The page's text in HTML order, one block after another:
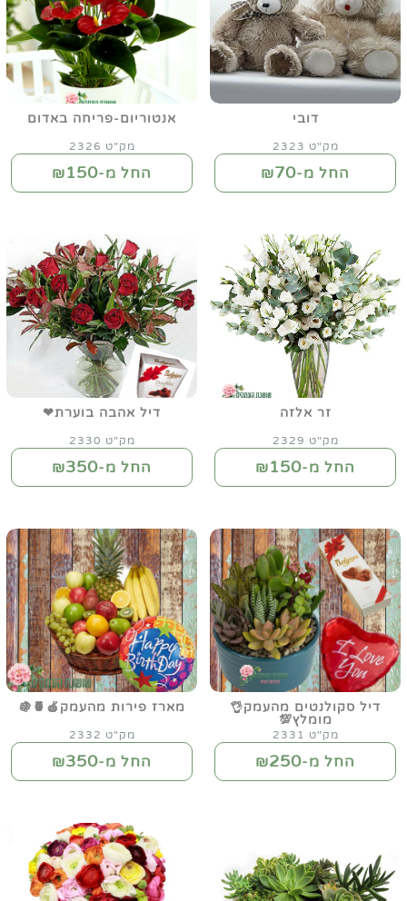
דובי
מק"ט 2323
החל מ-₪70
אנטוריום-פריחה באדום
מק"ט 2326
החל מ-₪150
זר אלזה
מק"ט 2329
החל מ-₪150
דיל אהבה בוערת❤
מק"ט 2330
החל מ-₪350
דיל סקולנטים מהעמק👌
מומלץ💯
מק"ט 2331
החל מ-₪250
מארז פירות מהעמק🍎🍍🍇
מק"ט 2332
החל מ-₪350